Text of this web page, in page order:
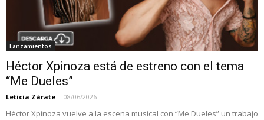
Lanzamientos
Héctor Xpinoza está de estreno con el tema
“Me Dueles”
Leticia Zárate - 08/06/2026
Héctor Xpinoza vuelve a la escena musical con “Me Dueles” un trabajo